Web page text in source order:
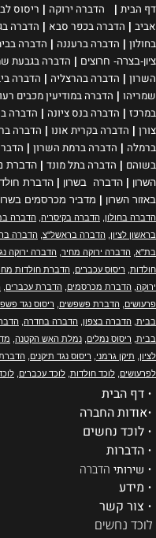
דף הבית | הדברה ירוקה | ריסוס
אביב | הדברה בכפר סבא | הדברה
בחולון | הדברה ברעננה | הדברה
ציון-בצרה- חרוצים | הדברה בגבעת
השרון | הדברה בהרצליה | הדברה
שמריהו | הדברה במודיעין מכבים
במרכז | הדברה בנס ציונה | הדברה
צורן | הדברה בקרית אונו | הדברה
ברמלה | הדברה ברמת השרון |
בשוהם | הדברה בתל מונד | הדברת
השרון | הדברה בשרון | הדברת
באזור השרון | מדביר מכרסמים
הדברה בחולון הדברה בקיסריה הדברה
בראשון לציון
הדברה בראשל"צ הדברה
בת"א הדברה ירוקה מחיר הדברה ירוקה
חולדות ריסוס עכברים הדברת חולדות
ירוקה הדברת מכרסמים הדברת עכברים
פרעושים
הדברת פשפשים ריסוס נגד
בבית הדברה בצפון הדברה בחדרה
בבית ריסוס נמלים נמלת האש הקטנה
לציון
תיקן גרמני ריסוס נגד תיקנים
לפרעושים לוכד חולדות לוכד עכברים
• דף הבית
•אודות החברה
• לוכד נחשים
• הדברות
• שירותי הדברה
• מידע
• צור קשר
לוכד נחשים